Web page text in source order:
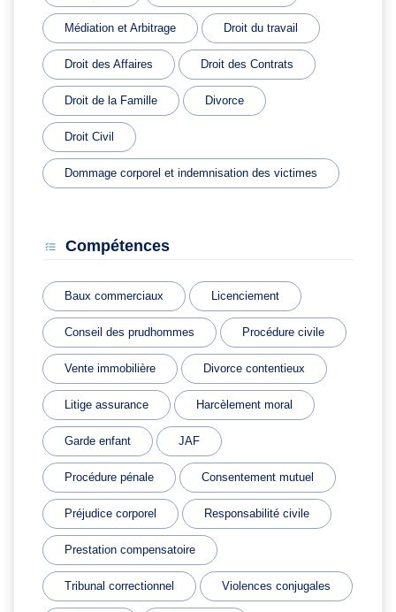
Médiation et Arbitrage Droit du travail
Droit des Affaires Droit des Contrats
Droit de la Famille Divorce
Droit Civil
Dommage corporel et indemnisation des victimes
Compétences
Baux commerciaux Licenciement
Conseil des prudhommes Procédure civile
Vente immobilière Divorce contentieux
Litige assurance Harcèlement moral
Garde enfant JAF
Procédure pénale Consentement mutuel
Préjudice corporel Responsabilité civile
Prestation compensatoire
Tribunal correctionnel Violences conjugales